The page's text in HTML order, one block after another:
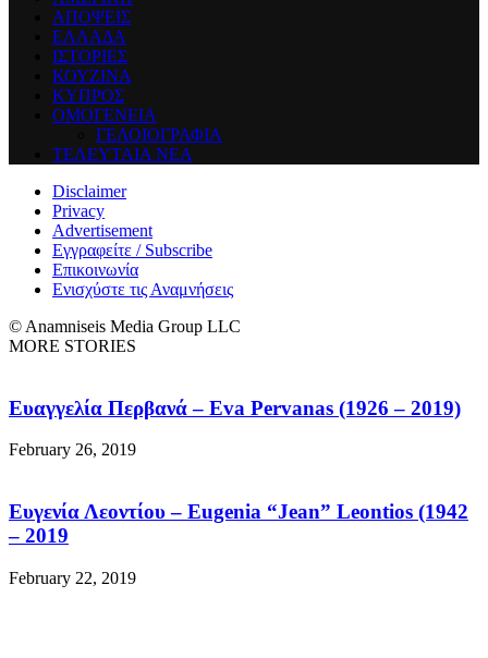
ΑΠΟΨΕΙΣ
ΕΛΛΑΔΑ
ΙΣΤΟΡΙΕΣ
ΚΟΥΖΙΝΑ
ΚΥΠΡΟΣ
ΟΜΟΓΕΝΕΙΑ
ΓΕΛΟΙΟΓΡΑΦΙΑ
ΤΕΛΕΥΤΑΙΑ ΝΕΑ
Disclaimer
Privacy
Advertisement
Εγγραφείτε / Subscribe
Επικοινωνία
Ενισχύστε τις Αναμνήσεις
© Anamniseis Media Group LLC
MORE STORIES
Ευαγγελία Περβανά – Eva Pervanas (1926 – 2019)
February 26, 2019
Ευγενία Λεοντίου – Eugenia “Jean” Leontios (1942
– 2019
February 22, 2019